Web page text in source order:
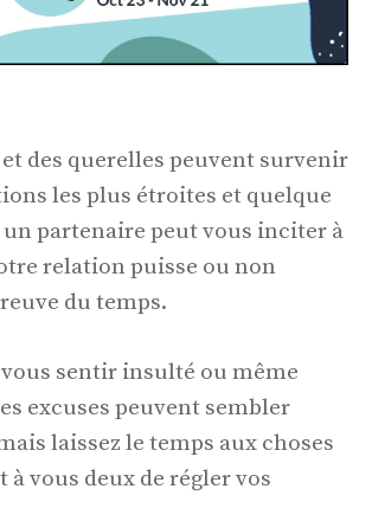
des querelles peuvent survenir
les plus étroites et quelque
partenaire peut vous inciter à
relation puisse ou non
du temps.
sentir insulté ou même
excuses peuvent sembler
laissez le temps aux choses
à vous deux de régler vos